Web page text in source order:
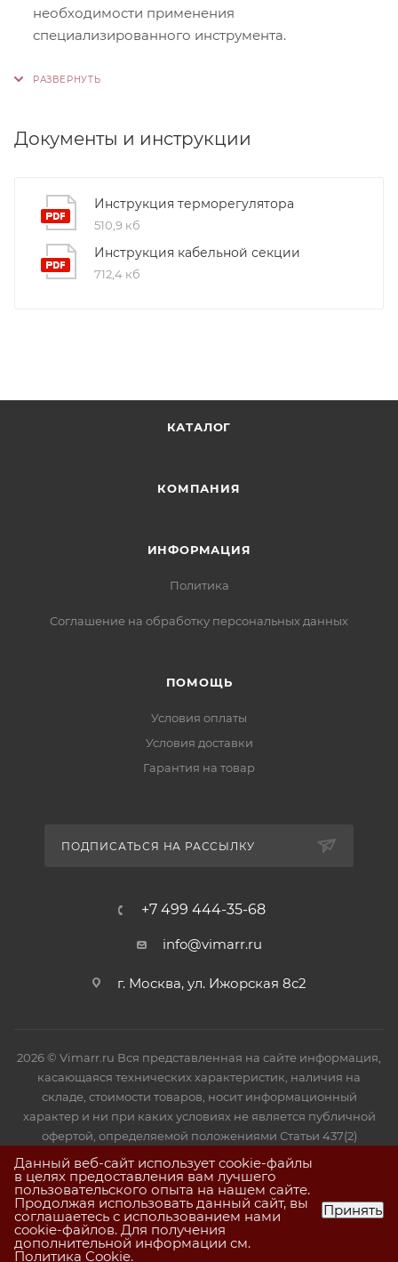
необходимости применения
специализированного инструмента.
используются только высококачественные
9001:2015. Это обеспечивает надежность и
Документы и инструкции
Инструкция терморегулятора
510,9 кб
Инструкция кабельной секции
712,4 кб
КАТАЛОГ
КОМПАНИЯ
ИНФОРМАЦИЯ
Политика
Соглашение на обработку персональных данных
ПОМОЩЬ
Условия оплаты
Условия доставки
Гарантия на товар
ПОДПИСАТЬСЯ НА РАССЫЛКУ
+7 499 444-35-68
info@vimarr.ru
г. Москва, ул. Ижорская 8с2
2026 © Vimarr.ru Вся представленная на сайте информация,
касающаяся технических характеристик, наличия на
складе, стоимости товаров, носит информационный
характер и ни при каких условиях не является публичной
офертой, определяемой положениями Статьи 437(2)
Гражданского кодекса РФ.
Данный веб-сайт использует cookie-файлы
в целях предоставления вам лучшего
пользовательского опыта на нашем сайте.
Продолжая использовать данный сайт, вы
соглашаетесь с использованием нами
cookie-файлов. Для получения
дополнительной информации см.
Политика Cookie.
Принять